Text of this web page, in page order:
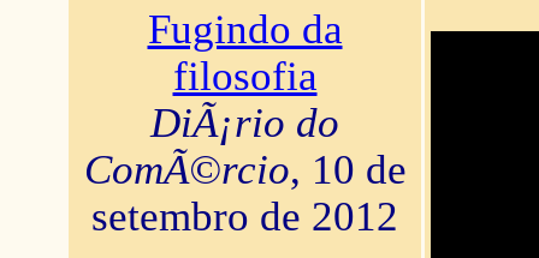
Fugindo da
filosofia
DiÃ¡rio do
ComÃ©rcio, 10 de
setembro de 2012